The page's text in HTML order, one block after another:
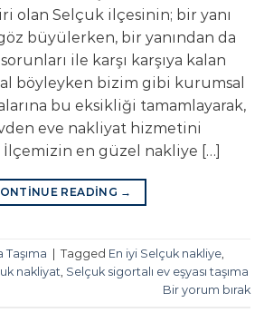
olan Selçuk ilçesinin; bir yanı
büyülerken, bir yanından da
ile karşı karşıya kalan
böyleyken bizim gibi kurumsal
bu eksikliği tamamlayarak,
eve nakliyat hizmetini
en güzel nakliye […]
READING →
Taşıma Tagged En iyi Selçuk nakliye
nakliyat Selçuk sigortalı ev eşyası taşıma
Bir yorum bırak